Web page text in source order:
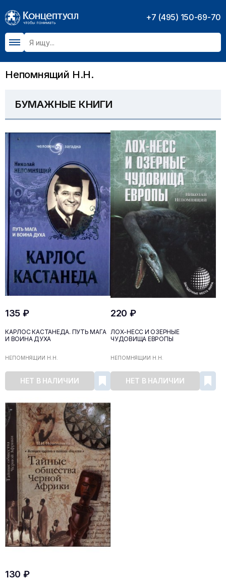
+7 (495) 150-69-70
Непомнящий Н.Н.
БУМАЖНЫЕ КНИГИ
135 ₽
КАРЛОС КАСТАНЕДА. ПУТЬ МАГА
И ВОИНА ДУХА
НЕПОМНЯЩИЙ Н.Н.
НЕТ В НАЛИЧИИ
220 ₽
ЛОХ-НЕСС И ОЗЕРНЫЕ
ЧУДОВИЩА ЕВРОПЫ
НЕПОМНЯЩИЙ Н.Н.
НЕТ В НАЛИЧИИ
130 ₽